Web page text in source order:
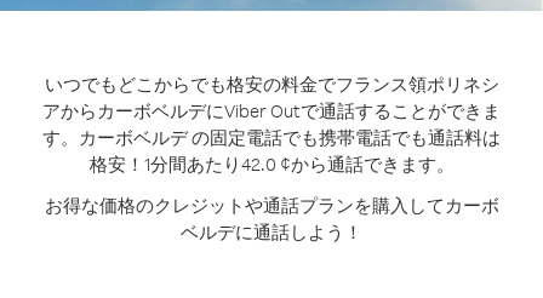
いつでもどこからでも格安の料金でフランス領ポリネシ
アからカーボベルデにViber Outで通話することができま
す。
カーボベルデ の固定電話でも携帯電話でも通話料は
格安！1分間あたり42.0 ¢から通話できます。
お得な価格のクレジットや通話プランを購入してカーボ
ベルデに通話しよう！